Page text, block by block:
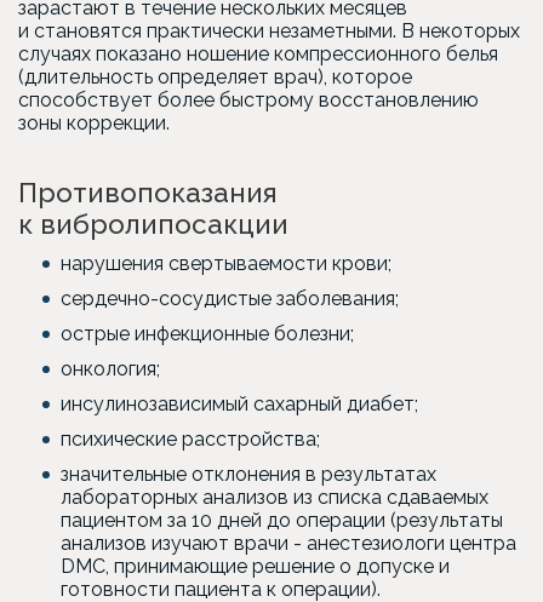
зарастают в течение нескольких месяцев
и становятся практически незаметными. В некоторых
случаях показано ношение компрессионного белья
(длительность определяет врач), которое
способствует более быстрому восстановлению
зоны коррекции.
Противопоказания
к вибролипосакции
нарушения свертываемости крови;
сердечно-сосудистые заболевания;
острые инфекционные болезни;
онкология;
инсулинозависимый сахарный диабет;
психические расстройства;
значительные отклонения в результатах
лабораторных анализов из списка сдаваемых
пациентом за 10 дней до операции (результаты
анализов изучают врачи - анестезиологи центра
DMC, принимающие решение о допуске и
готовности пациента к операции).